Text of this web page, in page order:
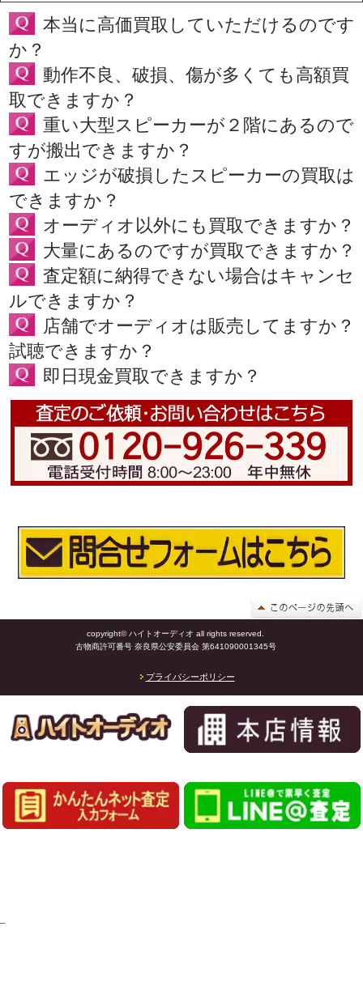
本当に高価買取していただけるのです
か？
動作不良、破損、傷が多くても高額買
取できますか？
重い大型スピーカーが２階にあるので
すが搬出できますか？
エッジが破損したスピーカーの買取は
できますか？
オーディオ以外にも買取できますか？
大量にあるのですが買取できますか？
査定額に納得できない場合はキャンセ
ルできますか？
店舗でオーディオは販売してますか？
試聴できますか？
即日現金買取できますか？
copyright© ハイトオーディオ all rights reserved.
古物商許可番号 奈良県公安委員会 第641090001345号
プライバシーポリシー